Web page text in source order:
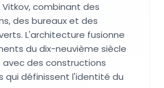
combinant des
des bureaux et des
L'architecture fusionne
du dix-neuvième siècle
avec des constructions
qui définissent l'identité du